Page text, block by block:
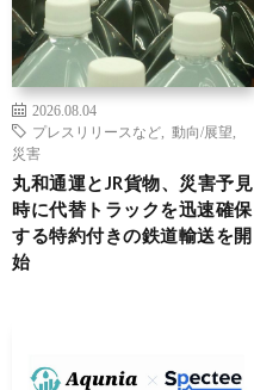
2026.08.04
プレスリリースなど
動向/展望
災害
丸和通運とJR貨物、災害予見
時に代替トラックを迅速確保
する特約付きの鉄道輸送を開
始